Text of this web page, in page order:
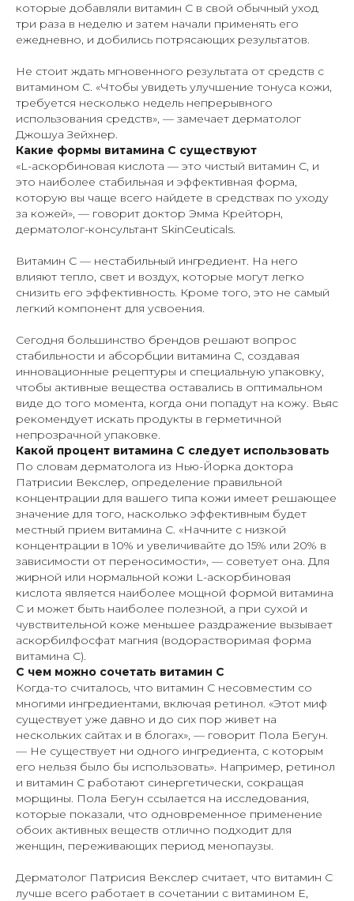
которые добавляли витамин С в свой обычный уход
три раза в неделю и затем начали применять его
ежедневно, и добились потрясающих результатов.
Не стоит ждать мгновенного результата от средств с
витамином С. «Чтобы увидеть улучшение тонуса кожи,
требуется несколько недель непрерывного
использования средств», — замечает дерматолог
Джошуа Зейхнер.
Какие формы витамина С существуют
«L-аскорбиновая кислота — это чистый витамин С, и
это наиболее стабильная и эффективная форма,
которую вы чаще всего найдете в средствах по уходу
за кожей», — говорит доктор Эмма Крейторн,
дерматолог-консультант SkinCeuticals.
Витамин С — нестабильный ингредиент. На него
влияют тепло, свет и воздух, которые могут легко
снизить его эффективность. Кроме того, это не самый
легкий компонент для усвоения.
Сегодня большинство брендов решают вопрос
стабильности и абсорбции витамина С, создавая
инновационные рецептуры и специальную упаковку,
чтобы активные вещества оставались в оптимальном
виде до того момента, когда они попадут на кожу. Вьяс
рекомендует искать продукты в герметичной
непрозрачной упаковке.
Какой процент витамина С следует использовать
По словам дерматолога из Нью-Йорка доктора
Патрисии Векслер, определение правильной
концентрации для вашего типа кожи имеет решающее
значение для того, насколько эффективным будет
местный прием витамина С. «Начните с низкой
концентрации в 10% и увеличивайте до 15% или 20% в
зависимости от переносимости», — советует она. Для
жирной или нормальной кожи L-аскорбиновая
кислота является наиболее мощной формой витамина
С и может быть наиболее полезной, а при сухой и
чувствительной коже меньшее раздражение вызывает
аскорбилфосфат магния (водорастворимая форма
витамина С).
С чем можно сочетать витамин С
Когда-то считалось, что витамин С несовместим со
многими ингредиентами, включая ретинол. «Этот миф
существует уже давно и до сих пор живет на
нескольких сайтах и в блогах», — говорит Пола Бегун.
— Не существует ни одного ингредиента, с которым
его нельзя было бы использовать». Например, ретинол
и витамин С работают синергетически, сокращая
морщины. Пола Бегун ссылается на исследования,
которые показали, что одновременное применение
обоих активных веществ отлично подходит для
женщин, переживающих период менопаузы.
Дерматолог Патрисия Векслер считает, что витамин С
лучше всего работает в сочетании с витамином Е,